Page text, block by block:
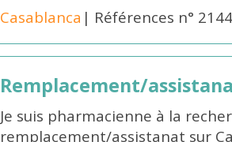
Casablanca | Références n°
Remplacement/
Je suis pharmacienne à la
remplacement/assistanat sur